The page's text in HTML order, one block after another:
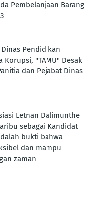
Pembelanjaan Barang
Dinas Pendidikan
Korupsi, "TAMU" Desak
dan Pejabat Dinas
Letnan Dalimunthe
sebagai Kandidat
bukti bahwa
dan mampu
zaman